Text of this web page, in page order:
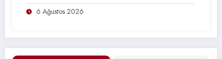
6 Ağustos 2026